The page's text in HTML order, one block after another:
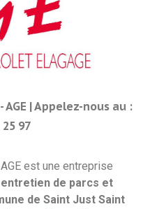
| Appelez-nous au :
25 97
est une entreprise
de parcs et
de Saint Just Saint